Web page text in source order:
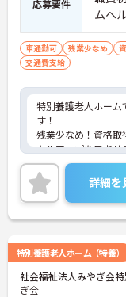
応募要件
ムヘ
尚可
（AT
車通勤可 残業少なめ
交通費支給
特別養護老人ホーム
す！
残業少なめ！資格取
キルアップを目指
ご興味ある方には、
細をお話致しますの
詳細を
特別養護老人ホーム（特養）
社会福祉法人みやぎ会
ぎ会